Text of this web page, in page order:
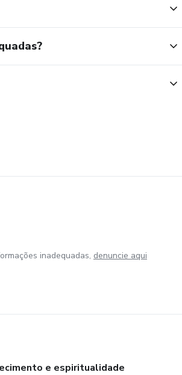
inadequadas, denuncie aqui
e espiritualidade